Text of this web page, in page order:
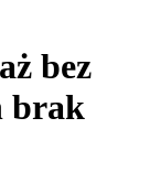
bez
brak